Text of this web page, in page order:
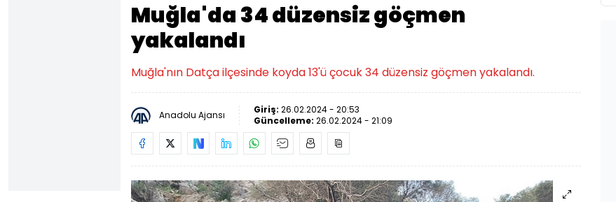
Muğla'da 34 düzensiz göçmen
yakalandı
Muğla'nın Datça ilçesinde koyda 13'ü çocuk 34 düzensiz göçmen yakalandı.
Anadolu Ajansı Giriş: 26.02.2024 - 20:53
Güncelleme: 26.02.2024 - 21:09